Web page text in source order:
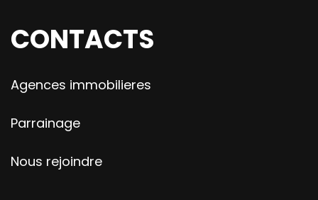
CONTACTS
Agences immobilieres
Parrainage
Nous rejoindre